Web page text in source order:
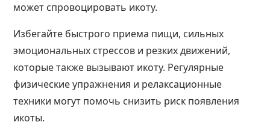
может спровоцировать икоту.
Избегайте быстрого приема пищи, сильных
эмоциональных стрессов и резких движений,
которые также вызывают икоту. Регулярные
физические упражнения и релаксационные
техники могут помочь снизить риск появления
икоты.